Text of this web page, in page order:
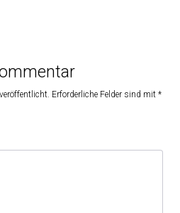
Erforderliche Felder sind mit *